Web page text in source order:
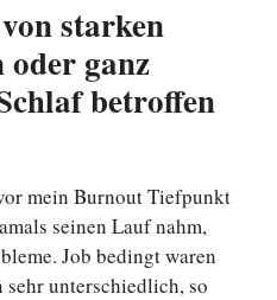
starken
oder ganz
betroffen
mein Burnout Tiefpunkt
seinen Lauf nahm,
Job bedingt waren
unterschiedlich, so